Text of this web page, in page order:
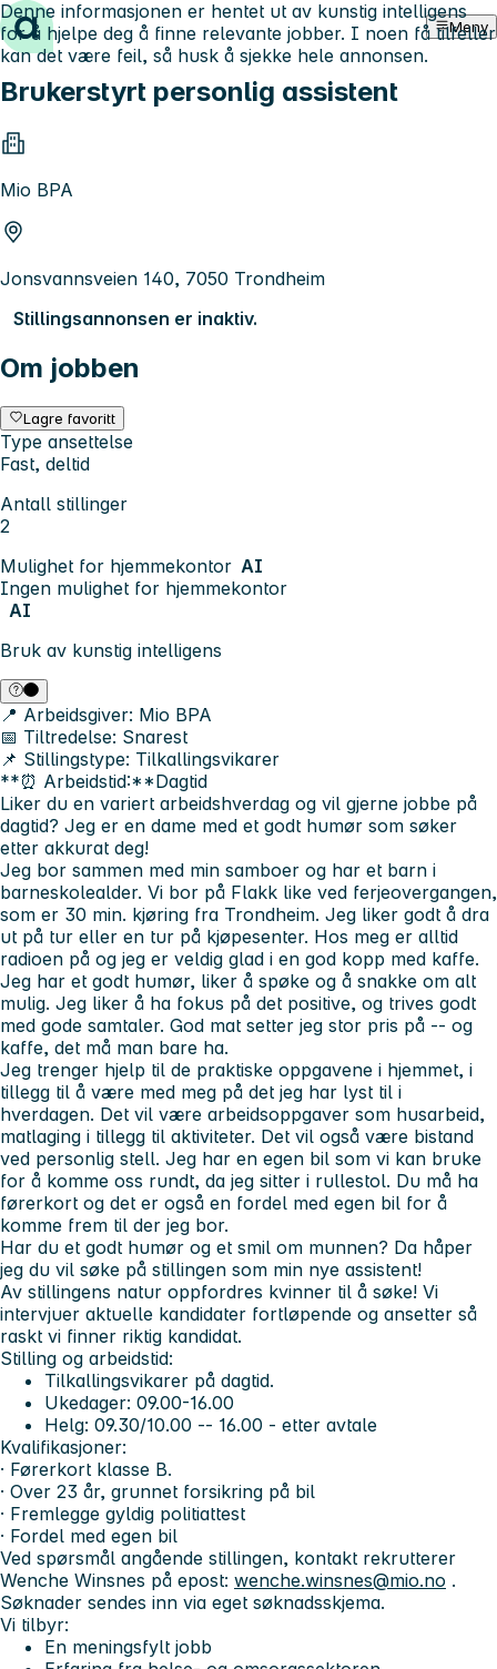
Hopp til innhold Meny
Brukerstyrt personlig assistent
Mio BPA
Jonsvannsveien 140, 7050 Trondheim
Stillingsannonsen er inaktiv.
Om jobben
Lagre favoritt
Type ansettelse
Fast, deltid
Antall stillinger
2
Mulighet for hjemmekontor AI
Ingen mulighet for hjemmekontor
AI
Bruk av kunstig intelligens
Denne informasjonen er hentet ut av kunstig intelligens
for å hjelpe deg å finne relevante jobber. I noen få tilfeller
kan det være feil, så husk å sjekke hele annonsen.
📍 Arbeidsgiver: Mio BPA
📅 Tiltredelse: Snarest
📌 Stillingstype: Tilkallingsvikarer
**⏰ Arbeidstid:**Dagtid
Liker du en variert arbeidshverdag og vil gjerne jobbe på
dagtid? Jeg er en dame med et godt humør som søker
etter akkurat deg!
Jeg bor sammen med min samboer og har et barn i
barneskolealder. Vi bor på Flakk like ved ferjeovergangen,
som er 30 min. kjøring fra Trondheim. Jeg liker godt å dra
ut på tur eller en tur på kjøpesenter. Hos meg er alltid
radioen på og jeg er veldig glad i en god kopp med kaffe.
Jeg har et godt humør, liker å spøke og å snakke om alt
mulig. Jeg liker å ha fokus på det positive, og trives godt
med gode samtaler. God mat setter jeg stor pris på -- og
kaffe, det må man bare ha.
Jeg trenger hjelp til de praktiske oppgavene i hjemmet, i
tillegg til å være med meg på det jeg har lyst til i
hverdagen. Det vil være arbeidsoppgaver som husarbeid,
matlaging i tillegg til aktiviteter. Det vil også være bistand
ved personlig stell. Jeg har en egen bil som vi kan bruke
for å komme oss rundt, da jeg sitter i rullestol. Du må ha
førerkort og det er også en fordel med egen bil for å
komme frem til der jeg bor.
Har du et godt humør og et smil om munnen? Da håper
jeg du vil søke på stillingen som min nye assistent!
Av stillingens natur oppfordres kvinner til å søke! Vi
intervjuer aktuelle kandidater fortløpende og ansetter så
raskt vi finner riktig kandidat.
Stilling og arbeidstid:
Tilkallingsvikarer på dagtid.
Ukedager: 09.00-16.00
Helg: 09.30/10.00 -- 16.00 - etter avtale
Kvalifikasjoner:
· Førerkort klasse B.
· Over 23 år, grunnet forsikring på bil
· Fremlegge gyldig politiattest
· Fordel med egen bil
Ved spørsmål angående stillingen, kontakt rekrutterer
Wenche Winsnes på epost: wenche.winsnes@mio.no .
Søknader sendes inn via eget søknadsskjema.
Vi tilbyr:
En meningsfylt jobb